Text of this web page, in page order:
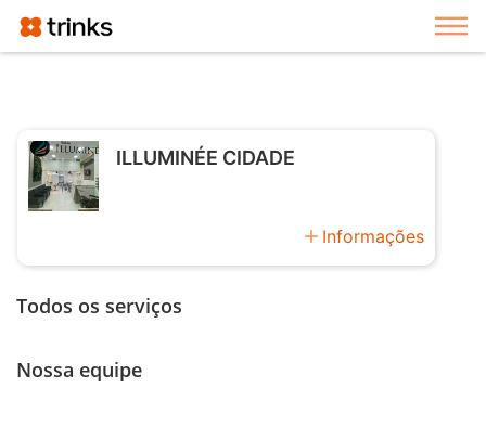
ILLUMINÉE CIDADE
add Informações
Todos os serviços
Nossa equipe